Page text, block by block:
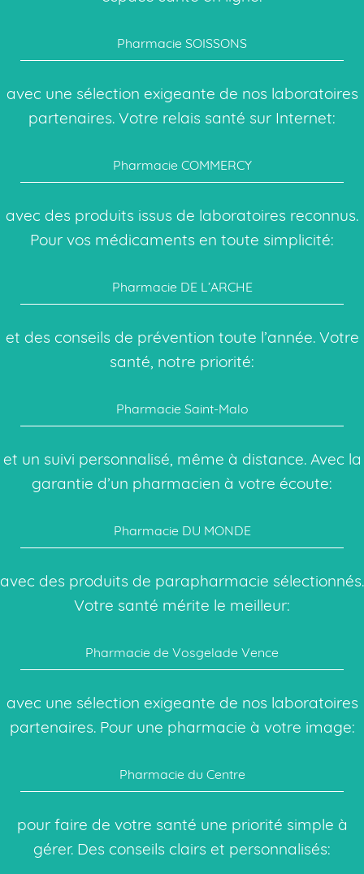
Pharmacie SOISSONS
avec une sélection exigeante de nos laboratoires
partenaires. Votre relais santé sur Internet:
Pharmacie COMMERCY
avec des produits issus de laboratoires reconnus.
Pour vos médicaments en toute simplicité:
Pharmacie DE L’ARCHE
et des conseils de prévention toute l’année. Votre
santé, notre priorité:
Pharmacie Saint-Malo
et un suivi personnalisé, même à distance. Avec la
garantie d’un pharmacien à votre écoute:
Pharmacie DU MONDE
avec des produits de parapharmacie sélectionnés.
Votre santé mérite le meilleur:
Pharmacie de Vosgelade Vence
avec une sélection exigeante de nos laboratoires
partenaires. Pour une pharmacie à votre image:
Pharmacie du Centre
pour faire de votre santé une priorité simple à
gérer. Des conseils clairs et personnalisés: